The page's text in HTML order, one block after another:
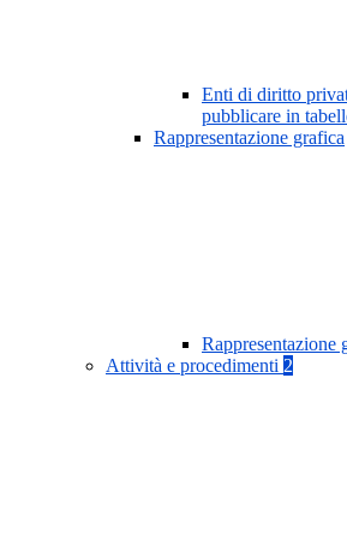
Enti di diritto
pubblicare in
Rappresentazione grafica
Rappresentazione
Attività e procedimenti 2